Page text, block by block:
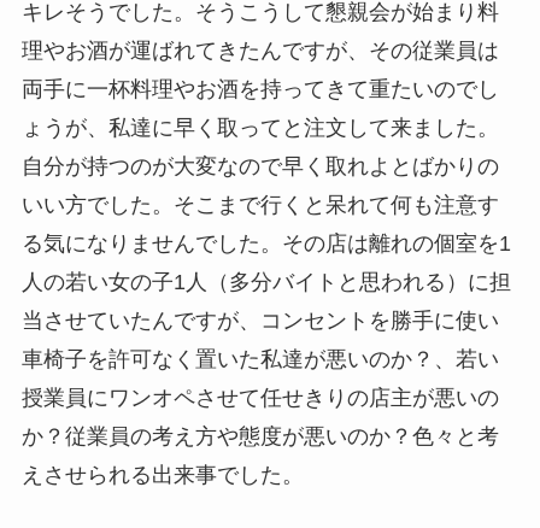
キレそうでした。そうこうして懇親会が始まり料
理やお酒が運ばれてきたんですが、その従業員は
両手に一杯料理やお酒を持ってきて重たいのでし
ょうが、私達に早く取ってと注文して来ました。
自分が持つのが大変なので早く取れよとばかりの
いい方でした。そこまで行くと呆れて何も注意す
る気になりませんでした。その店は離れの個室を1
人の若い女の子1人（多分バイトと思われる）に担
当させていたんですが、コンセントを勝手に使い
車椅子を許可なく置いた私達が悪いのか？、若い
授業員にワンオペさせて任せきりの店主が悪いの
か？従業員の考え方や態度が悪いのか？色々と考
えさせられる出来事でした。